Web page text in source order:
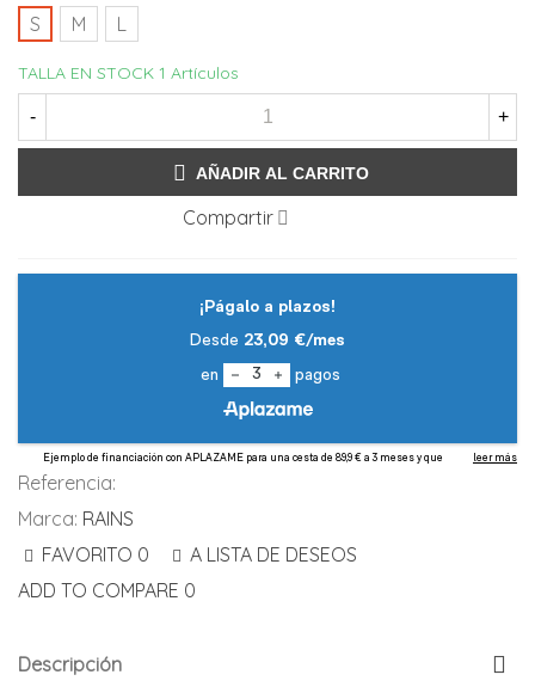
S
M L
TALLA EN STOCK 1 Artículos
- +
AÑADIR AL CARRITO
Compartir
Referencia:
Marca: RAINS
FAVORITO 0
A LISTA DE DESEOS
ADD TO COMPARE 0
Descripción